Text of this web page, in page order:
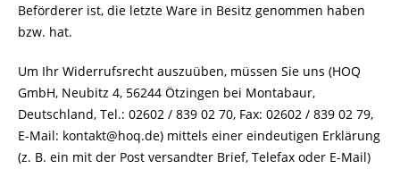
Beförderer ist, die letzte Ware in Besitz genommen haben
bzw. hat.
Um Ihr Widerrufsrecht auszuüben, müssen Sie uns (HOQ
GmbH, Neubitz 4, 56244 Ötzingen bei Montabaur,
Deutschland, Tel.: 02602 / 839 02 70, Fax: 02602 / 839 02 79,
E-Mail: kontakt@hoq.de) mittels einer eindeutigen Erklärung
(z. B. ein mit der Post versandter Brief, Telefax oder E-Mail)